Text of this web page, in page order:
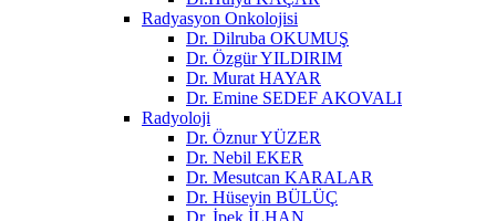
Radyasyon Onkolojisi
Dr. Dilruba OKUMUŞ
Dr. Özgür YILDIRIM
Dr. Murat HAYAR
Dr. Emine SEDEF AKOVALI
Radyoloji
Dr. Öznur YÜZER
Dr. Nebil EKER
Dr. Mesutcan KARALAR
Dr. Hüseyin BÜLÜÇ
Dr. İpek İLHAN